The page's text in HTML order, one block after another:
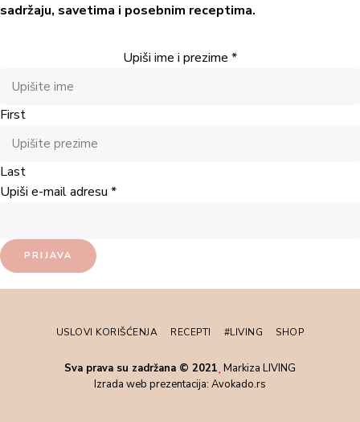
sadržaju, savetima i posebnim receptima.
Upiši ime i prezime *
First
Last
Upiši e-mail adresu *
PRIJAVA
USLOVI KORIŠĆENJA RECEPTI #LIVING SHOP
Sva prava su zadržana © 2021 Markiza LIVING
Izrada web prezentacija: Avokado.rs